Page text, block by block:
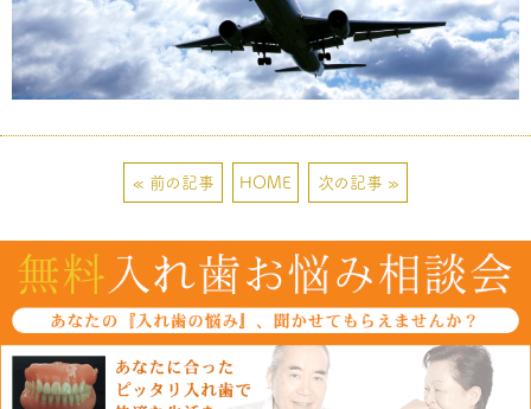
« 前の記事 HOME 次の記事 »